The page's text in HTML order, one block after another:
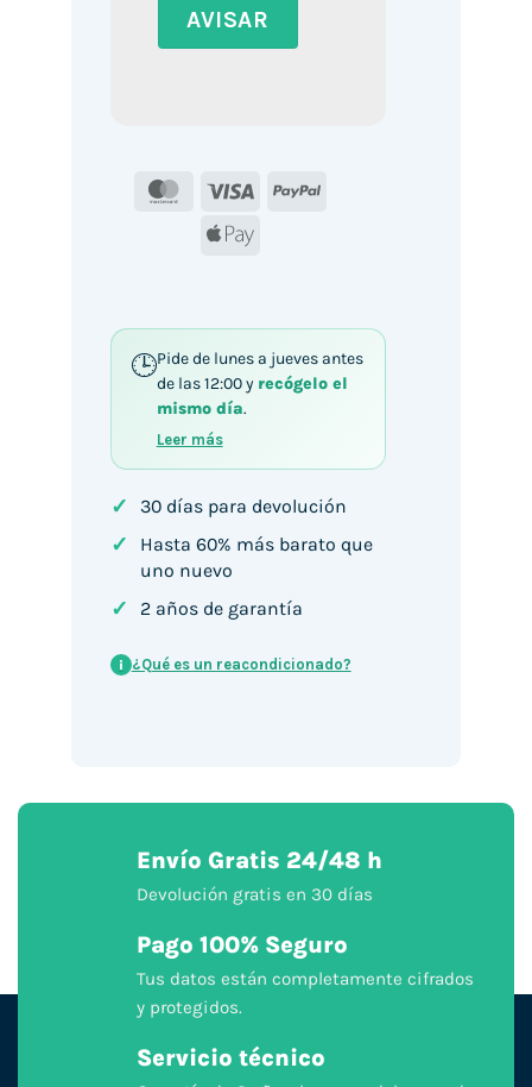
MasterCard
Visa
PayPal
Apple
Pide de lunes a jueves antes
de las 12:00 y recógelo el
mismo día.
Leer más
✓ 30 días para devolución
✓
Hasta 60% más barato que
uno nuevo
✓ 2 años de garantía
i ¿Qué es un reacondicionado?
Envío Gratis 24/48 h
Devolución gratis en 30 días
Pago 100% Seguro
Tus datos están completamente cifrados
y protegidos.
Servicio técnico